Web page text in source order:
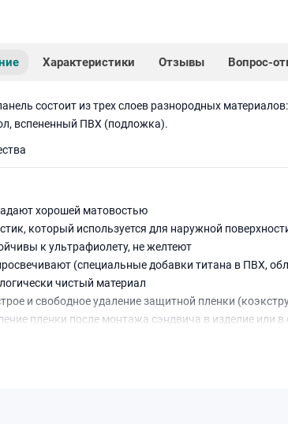
Характеристики Отзывы Вопрос-
состоит из трех слоев разнородных
вспененный ПВХ (подложка).
хорошей матовостью
который используется для наружной
к ультрафиолету, не желтеют
(специальные добавки титана в ПВХ,
чистый материал
и свободное удаление защитной пленки
пленки после монтажа сэндвича в изделие или в